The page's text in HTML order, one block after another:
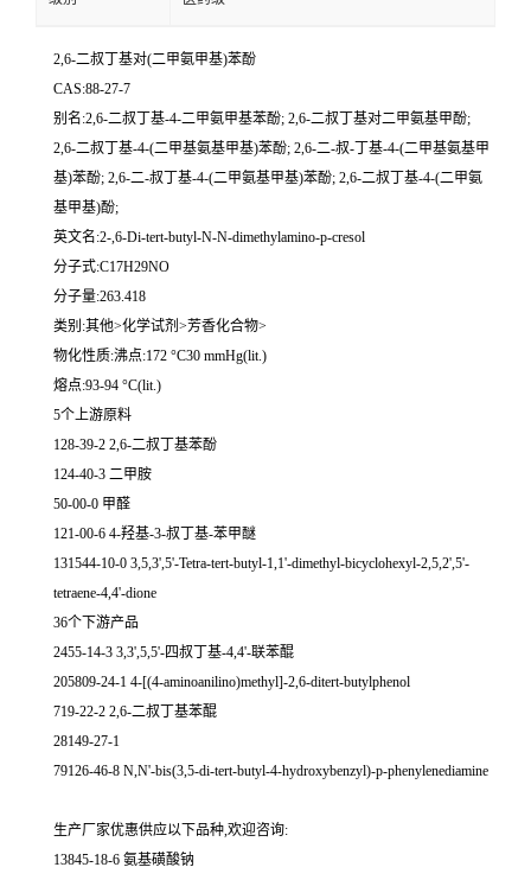
2,6-二叔丁基对(二甲氨甲基)苯酚
CAS:88-27-7
别名:2,6-二叔丁基-4-二甲氨甲基苯酚; 2,6-二叔丁基对二甲氨基甲酚;
2,6-二叔丁基-4-(二甲基氨基甲基)苯酚; 2,6-二-叔-丁基-4-(二甲基氨基甲
基)苯酚; 2,6-二-叔丁基-4-(二甲氨基甲基)苯酚; 2,6-二叔丁基-4-(二甲氨
基甲基)酚;
英文名:2-,6-Di-tert-butyl-N-N-dimethylamino-p-cresol
分子式:C17H29NO
分子量:263.418
类别:其他>化学试剂>芳香化合物>
物化性质:沸点:172 °C30 mmHg(lit.)
熔点:93-94 °C(lit.)
5个上游原料
128-39-2 2,6-二叔丁基苯酚
124-40-3 二甲胺
50-00-0 甲醛
121-00-6 4-羟基-3-叔丁基-苯甲醚
131544-10-0 3,5,3',5'-Tetra-tert-butyl-1,1'-dimethyl-bicyclohexyl-2,5,2',5'-
tetraene-4,4'-dione
36个下游产品
2455-14-3 3,3',5,5'-四叔丁基-4,4'-联苯醌
205809-24-1 4-[(4-aminoanilino)methyl]-2,6-ditert-butylphenol
719-22-2 2,6-二叔丁基苯醌
28149-27-1
79126-46-8 N,N'-bis(3,5-di-tert-butyl-4-hydroxybenzyl)-p-phenylenediamine
生产厂家优惠供应以下品种,欢迎咨询:
13845-18-6 氨基磺酸钠